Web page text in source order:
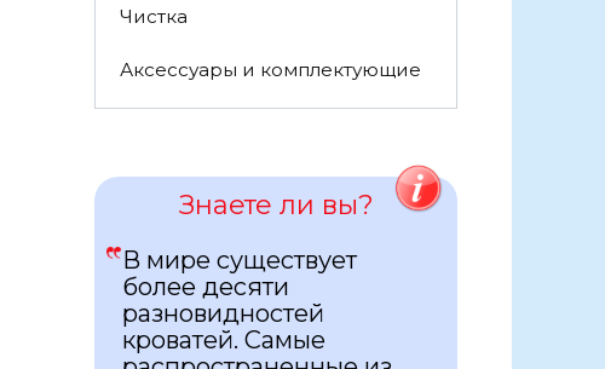
Чистка
Аксессуары и комплектующие
Знаете ли вы?
В мире существует
более десяти
разновидностей
кроватей. Самые